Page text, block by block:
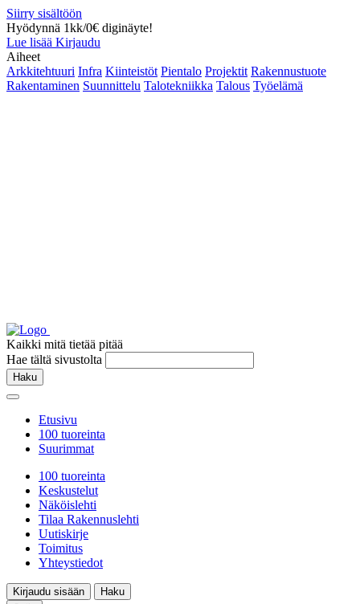
Siirry sisältöön
Hyödynnä 1kk/0€ diginäyte!
Lue lisää Kirjaudu
Aiheet
Arkkitehtuuri Infra Kiinteistöt Pientalo Projektit Rakennustuote
Rakentaminen Suunnittelu Talotekniikka Talous Työelämä
Kaikki mitä tietää pitää
Hae tältä sivustolta
Haku
Etusivu
100 tuoreinta
Suurimmat
100 tuoreinta
Keskustelut
Näköislehti
Tilaa Rakennuslehti
Uutiskirje
Toimitus
Yhteystiedot
Kirjaudu sisään
Haku